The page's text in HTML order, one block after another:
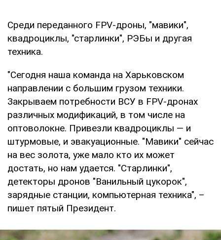
Среди переданного FPV-дроны, "мавики",
квадроциклы, "старлинки", РЭБы и другая
техника.
"Сегодня наша команда на Харьковском
направлении с большим грузом техники.
Закрываем потребности ВСУ в FPV-дронах
различных модификаций, в том числе на
оптоволокне. Привезли квадроциклы — и
штурмовые, и эвакуационные. "Мавики" сейчас
на вес золота, уже мало кто их может
достать, но нам удается. "Старлинки",
детекторы дронов "Ванильный цукорок",
зарядные станции, компьютерная техника", –
пишет пятый Президент.